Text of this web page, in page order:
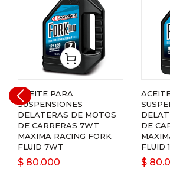
FORK
ACEITE PARA
SUSPENSIONES
DELATERAS DE MOTOS
DE CARRERAS 10WT
MAXIMA RACING FORK
FLUID 10WT
$